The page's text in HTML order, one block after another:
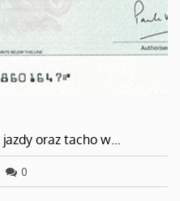
oraz tacho w…
0